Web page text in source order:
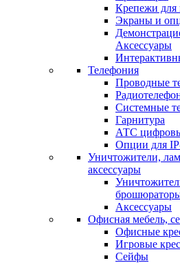
Крепежи для
Экраны и
Аксессуары
Телефония
Проводные
Системные
Гарнитура
АТС
Опции для
Уничтожители,
аксессуары
Аксессуары
Офисная мебель,
Офисные
Игровые
Сейфы